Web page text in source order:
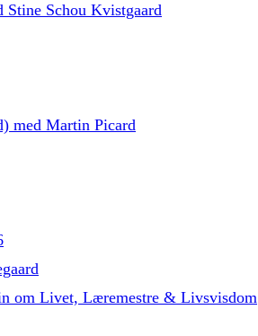
Schou Kvistgaard
med Martin Picard
om Livet, Læremestre & Livsvisdom